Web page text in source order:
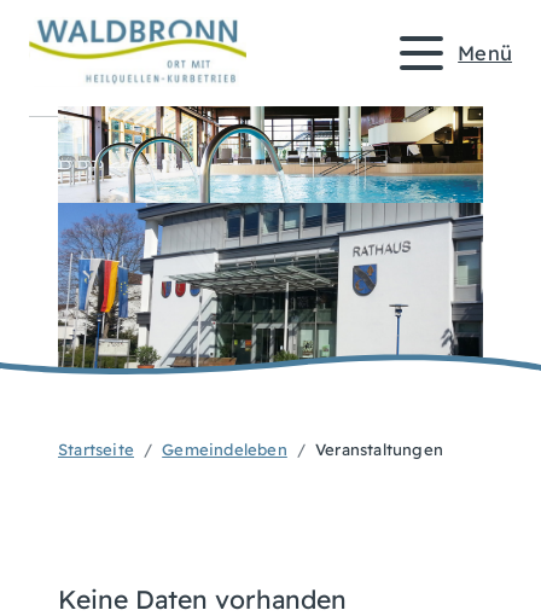
Menü
Startseite Gemeindeleben Veranstaltungen
Keine Daten vorhanden